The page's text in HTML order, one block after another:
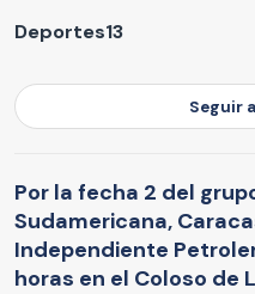
Deportes13
Seguir
Por la fecha 2 del
Sudamericana,
Independiente
horas en el Coloso de